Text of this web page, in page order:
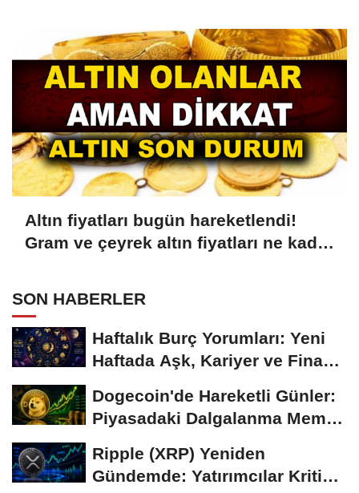
Yapılıyor! PTT'ye Kimliğiyle Giden
Parası Ödenecek
Altın fiyatları bugün hareketlendi!
Gram ve çeyrek altın fiyatları ne kadar
SON HABERLER
Haftalık Burç Yorumları: Yeni
Haftada Aşk, Kariyer ve Finans
Dogecoin'de Hareketli Günler:
Piyasadaki Dalgalanma Meme
Ripple (XRP) Yeniden
Gündemde: Yatırımcılar Kritik